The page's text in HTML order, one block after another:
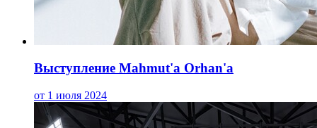
Выступление Mahmut'a Orhan'a
от 1 июля 2024